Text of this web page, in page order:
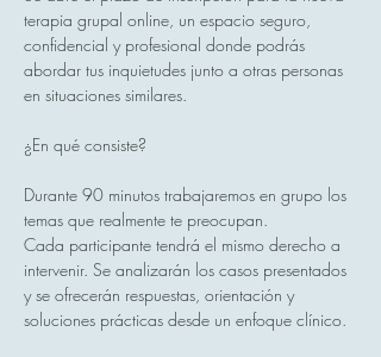
terapia grupal online, un espacio seguro,
confidencial y profesional donde podrás
abordar tus inquietudes junto a otras personas
en situaciones similares.
¿En qué consiste?
Durante 90 minutos trabajaremos en grupo los
temas que realmente te preocupan.
Cada participante tendrá el mismo derecho a
intervenir. Se analizarán los casos presentados
y se ofrecerán respuestas, orientación y
soluciones prácticas desde un enfoque clínico.